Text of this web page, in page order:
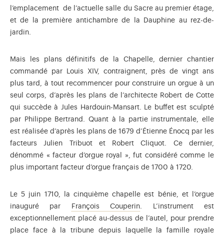
l’emplacement de l’actuelle salle du Sacre au premier étage,
et de la première antichambre de la Dauphine au rez-de-
jardin.
Mais les plans définitifs de la Chapelle, dernier chantier
commandé par Louis XIV, contraignent, près de vingt ans
plus tard, à tout recommencer pour construire un orgue à un
seul corps, d’après les plans de l’architecte Robert de Cotte
qui succède à Jules Hardouin-Mansart. Le buffet est sculpté
par Philippe Bertrand. Quant à la partie instrumentale, elle
est réalisée d’après les plans de 1679 d’Étienne Énocq par les
facteurs Julien Tribuot et Robert Cliquot. Ce dernier,
dénommé « facteur d’orgue royal », fut considéré comme le
plus important facteur d’orgue français de 1700 à 1720.
Le 5 juin 1710, la cinquième chapelle est bénie, et l’orgue
inauguré par
François CouperinFrançois Couperin est
. L’instrument est
exceptionnellement placé au-dessus de l’autel, pour prendre
place face à la tribune depuis laquelle la famille royale